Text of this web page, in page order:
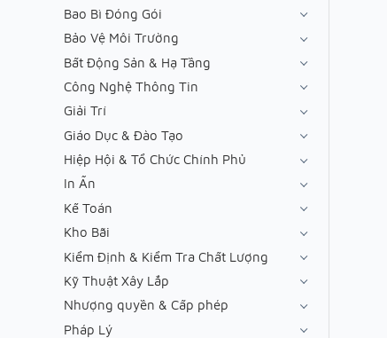
Bao Bì Đóng Gói
Bảo Vệ Môi Trường
Bất Động Sản & Hạ Tầng
Công Nghệ Thông Tin
Giải Trí
Giáo Dục & Đào Tạo
Hiệp Hội & Tổ Chức Chính Phủ
In Ấn
Kế Toán
Kho Bãi
Kiểm Định & Kiểm Tra Chất Lượng
Kỹ Thuật Xây Lắp
Nhượng quyền & Cấp phép
Pháp Lý